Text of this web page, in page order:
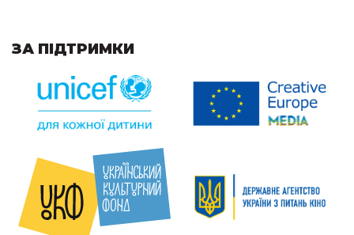
ЗА ПІДТРИМКИ